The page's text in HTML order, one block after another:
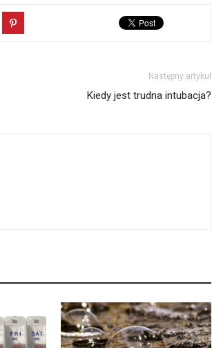
Następny artykuł
Kiedy jest trudna intubacja?